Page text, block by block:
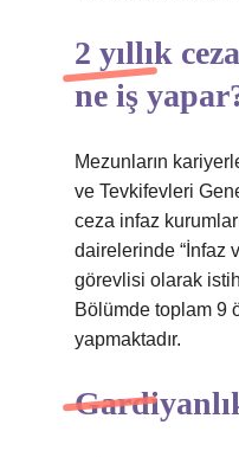
2 yıllık
ne iş
Mezunların
ve Tevkifevleri
ceza infaz
dairelerinde “İnfaz
görevlisi olarak
Bölümde toplam 9
yapmaktadır.